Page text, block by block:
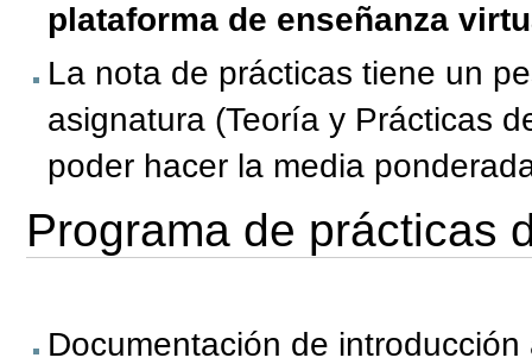
plataforma de enseñanza
La nota de prácticas tiene un
asignatura (Teoría y Prácticas
poder hacer la media
Programa de prácticas
Documentación de